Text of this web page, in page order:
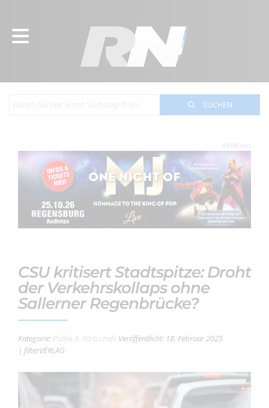
SUCHEN
WERBUNG
CSU kritisert Stadtspitze: Droht
der Verkehrskollaps ohne
Sallerner Regenbrücke?
Kategorie: Politik & Wirtschaft Veröffentlicht: 18. Februar 2025
| filterVERLAG